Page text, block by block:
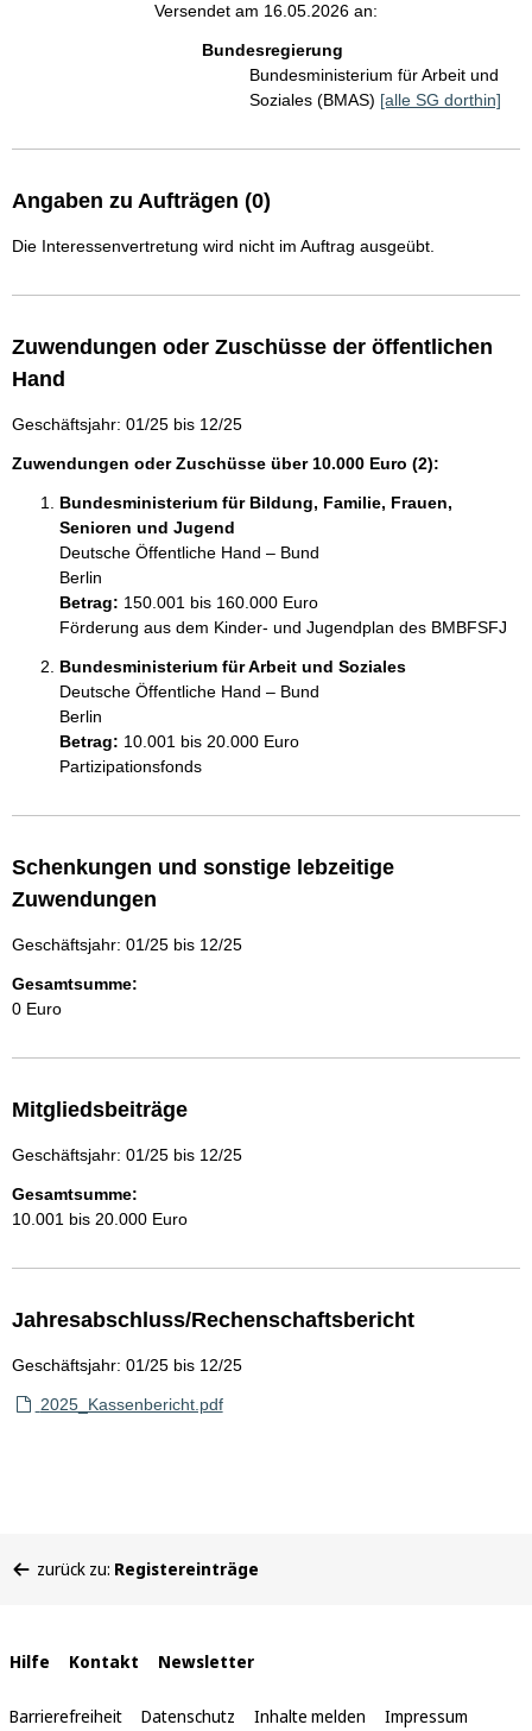
Versendet am 16.05.2026 an:
Bundesregierung
Bundesministerium für Arbeit und
Soziales (BMAS) [alle SG dorthin]
Angaben zu Aufträgen (0)
Die Interessenvertretung wird nicht im Auftrag ausgeübt.
Zuwendungen oder Zuschüsse der öffentlichen
Hand
Geschäftsjahr: 01/25 bis 12/25
Zuwendungen oder Zuschüsse über 10.000 Euro (2):
Bundesministerium für Bildung, Familie, Frauen,
Senioren und Jugend
Deutsche Öffentliche Hand – Bund
Berlin
Betrag: 150.001 bis 160.000 Euro
Förderung aus dem Kinder- und Jugendplan des BMBFSFJ
Bundesministerium für Arbeit und Soziales
Deutsche Öffentliche Hand – Bund
Berlin
Betrag: 10.001 bis 20.000 Euro
Partizipationsfonds
Schenkungen und sonstige lebzeitige
Zuwendungen
Geschäftsjahr: 01/25 bis 12/25
Gesamtsumme:
0 Euro
Mitgliedsbeiträge
Geschäftsjahr: 01/25 bis 12/25
Gesamtsumme:
10.001 bis 20.000 Euro
Jahresabschluss/Rechenschaftsbericht
Geschäftsjahr: 01/25 bis 12/25
2025_Kassenbericht.pdf
befinden
zurück zu: Registereinträge
Interne
Links
Hilfe Kontakt Newsletter
Barrierefreiheit Datenschutz Inhalte melden Impressum